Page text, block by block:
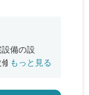
備の設
、窓やド
もっと見る